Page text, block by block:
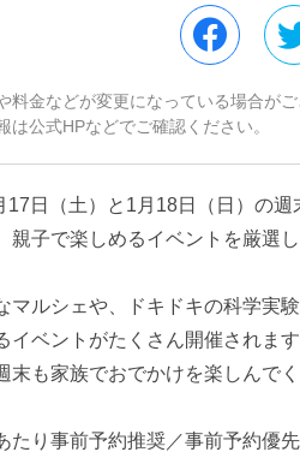
料金などが変更になっている場合がご
は公式HPなどでご確認ください。
17日（土）と1月18日（日）の
親子で楽しめるイベントを厳選し
マルシェや、ドキドキの科学実
イベントがたくさん開催されま
末も家族でおでかけを楽しんで
たり事前予約推奨／事前予約優